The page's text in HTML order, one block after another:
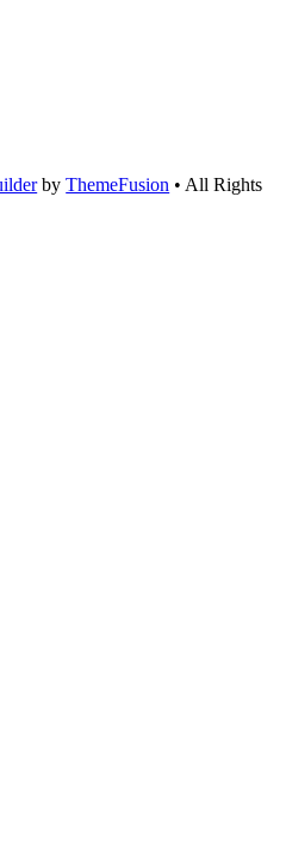
byThemeFusion • All Rights